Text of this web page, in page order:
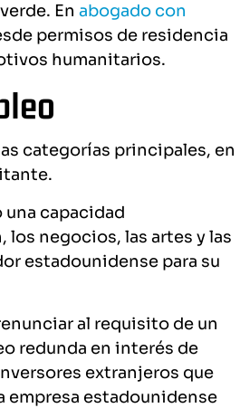
En abogado con
permisos de residencia
humanitarios.
categorías principales, en
una capacidad
negocios, las artes y las
estadounidense para su
al requisito de un
redunda en interés de
extranjeros que
empresa estadounidense